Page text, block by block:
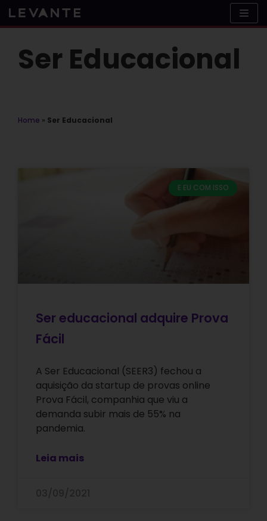
Skip
to
Ser Educacional
Home » Ser Educacional
E EU COM ISSO
Ser educacional adquire Prova
Fácil
A Ser Educacional (SEER3) fechou a
aquisição da startup de provas online
Prova Fácil, companhia que viu a
demanda subir mais de 55% na
pandemia.
Leia mais